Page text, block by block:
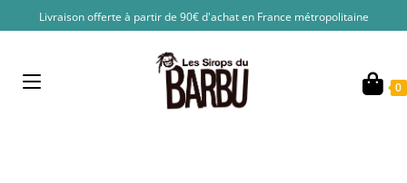
Livraison offerte à partir de 90€ d'achat en France métropolitaine
0